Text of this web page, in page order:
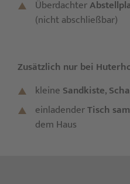
Überdachter
(nicht abschließbar)
Zusätzlich nur bei
kleine Sandkiste,
einladenderTisch
dem Haus